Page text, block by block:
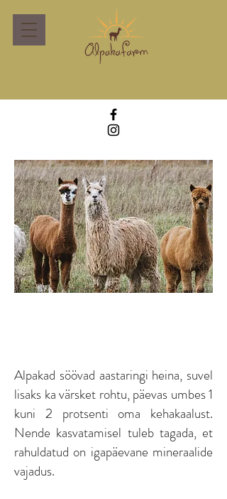
Alpakad söövad aastaringi heina, suvel
lisaks ka värsket rohtu, päevas umbes 1
kuni 2 protsenti oma kehakaalust.
Nende kasvatamisel tuleb tagada, et
rahuldatud on igapäevane mineraalide
vajadus.